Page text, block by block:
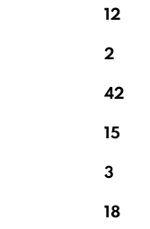
12
2
42
15
3
18